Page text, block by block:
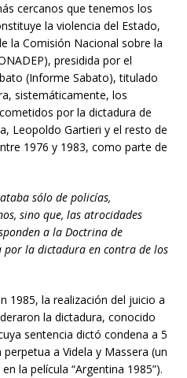
cercanos que tenemos los
la violencia del Estado,
la Comisión Nacional sobre la
presidida por el
(Informe Sabato), titulado
sistemáticamente, los
por la dictadura de
Leopoldo Gartieri y el resto de
1976 y 1983, como parte de
sólo de policías,
sino que, las atrocidades
a la Doctrina de
por la dictadura en contra de los
1985, la realización del juicio a
la dictadura, conocido
sentencia dictó condena a 5
a Videla y Massera (un
la película “Argentina 1985”).